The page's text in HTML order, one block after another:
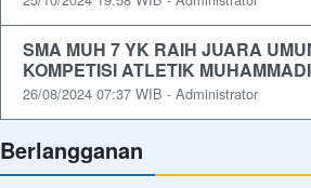
SMA MUH 7 YK RAIH JUARA
KOMPETISI ATLETIK
26/08/2024 07:37 WIB - Administrator
Berlangganan